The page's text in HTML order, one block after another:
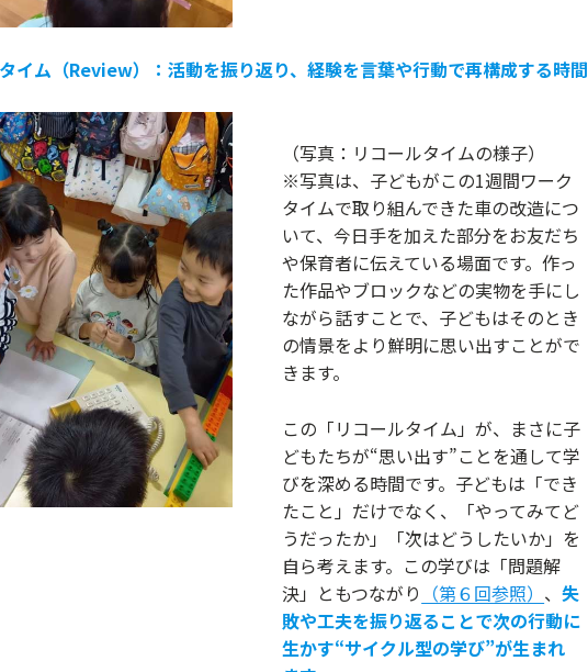
イム（Review）：活動を振り返り、経験を言葉や行動で再構成する時間
（写真：リコールタイムの様子）
※写真は、子どもがこの1週間ワーク
タイムで取り組んできた車の改造につ
いて、今日手を加えた部分をお友だち
や保育者に伝えている場面です。作っ
た作品やブロックなどの実物を手にし
ながら話すことで、子どもはそのとき
の情景をより鮮明に思い出すことがで
きます。
この「リコールタイム」が、まさに子
どもたちが“思い出す”ことを通して学
びを深める時間です。子どもは「でき
たこと」だけでなく、「やってみてど
うだったか」「次はどうしたいか」を
自ら考えます。この学びは「問題解
決」ともつながり （第６回参照） 、失
敗や工夫を振り返ることで次の行動に
生かす“サイクル型の学び”が生まれ